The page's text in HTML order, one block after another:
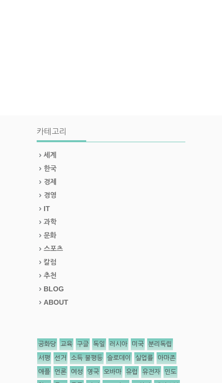
카테고리
세계
한국
경제
경영
IT
과학
문화
스포츠
칼럼
추천
BLOG
ABOUT
공화당 교육 구글 독일 러시아 미국 분리독립
서평 선거 소득 불평등 슬로데이 실업률 아마존
애플 언론 여성 영국 오바마 유럽 유전자 인도